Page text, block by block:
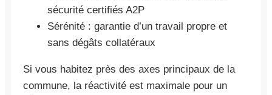
sécurité certifiés A2P
Sérénité : garantie d’un travail propre et
sans dégâts collatéraux
Si vous habitez près des axes principaux de la
commune, la réactivité est maximale pour un